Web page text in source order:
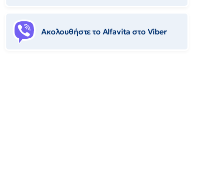
Ακολουθήστε το Αlfavita στο Viber